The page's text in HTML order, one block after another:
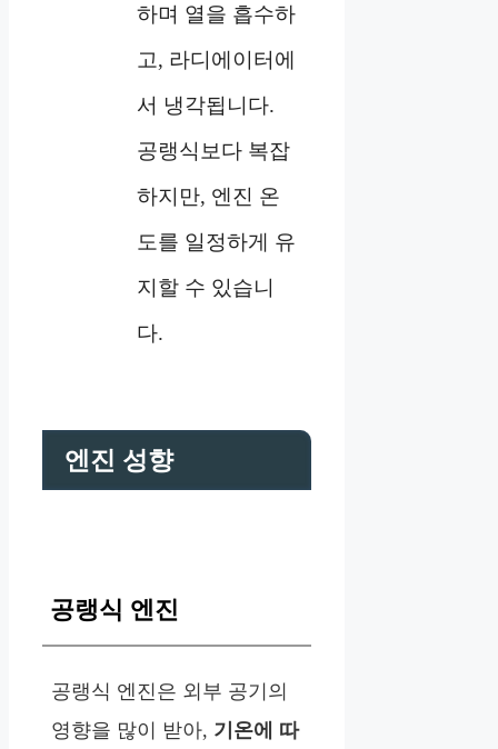
하며 열을 흡수하
고, 라디에이터에
서 냉각됩니다.
공랭식보다 복잡
하지만, 엔진 온
도를 일정하게 유
지할 수 있습니
다.
엔진 성향
공랭식 엔진
공랭식 엔진은 외부 공기의
영향을 많이 받아, 기온에 따